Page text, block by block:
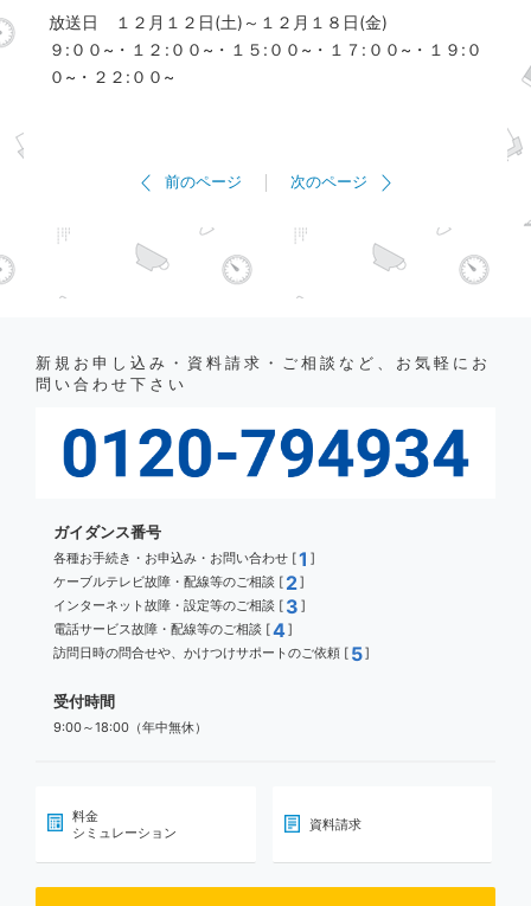
放送日 １２月１２日(土)～１２月１８日(金)
９:００~・１２:００~・１５:００~・１７:００~・１９:０
０~・２２:００~
前のページ 次のページ
新規お申し込み・資料請求・ご相談など、お気軽にお
問い合わせ下さい
ガイダンス番号
各種お手続き・お申込み・お問い合わせ [1 ]
ケーブルテレビ故障・配線等のご相談 [ 2]
インターネット故障・設定等のご相談 [ 3 ]
電話サービス故障・配線等のご相談 [4]
訪問日時の問合せや、かけつけサポートのご依頼 [ 5]
受付時間
9:00～18:00（年中無休）
料金
シミュレーション
資料請求